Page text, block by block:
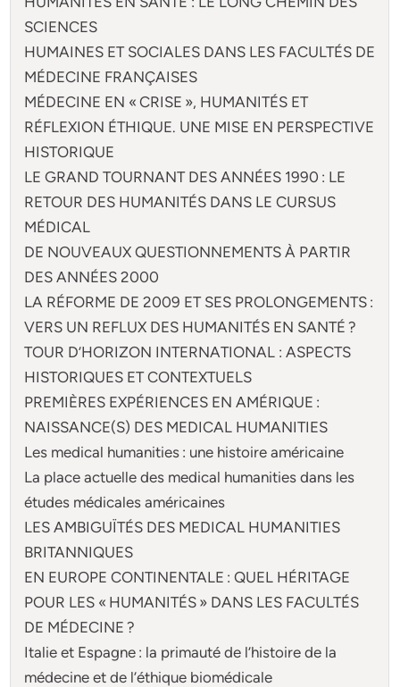
SCIENCES
HUMAINES ET SOCIALES DANS LES FACULTÉS DE
MÉDECINE FRANÇAISES
MÉDECINE EN « CRISE », HUMANITÉS ET
RÉFLEXION ÉTHIQUE. UNE MISE EN PERSPECTIVE
HISTORIQUE
LE GRAND TOURNANT DES ANNÉES 1990 : LE
RETOUR DES HUMANITÉS DANS LE CURSUS
MÉDICAL
DE NOUVEAUX QUESTIONNEMENTS À PARTIR
DES ANNÉES 2000
LA RÉFORME DE 2009 ET SES PROLONGEMENTS :
VERS UN REFLUX DES HUMANITÉS EN SANTÉ ?
TOUR D’HORIZON INTERNATIONAL : ASPECTS
HISTORIQUES ET CONTEXTUELS
PREMIÈRES EXPÉRIENCES EN AMÉRIQUE :
NAISSANCE(S) DES MEDICAL HUMANITIES
Les medical humanities : une histoire américaine
La place actuelle des medical humanities dans les
études médicales américaines
LES AMBIGUÏTÉS DES MEDICAL HUMANITIES
BRITANNIQUES
EN EUROPE CONTINENTALE : QUEL HÉRITAGE
POUR LES « HUMANITÉS » DANS LES FACULTÉS
DE MÉDECINE ?
Italie et Espagne : la primauté de l’histoire de la
médecine et de l’éthique biomédicale